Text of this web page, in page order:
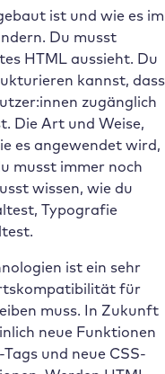
ist und wie es im
Du musst
HTML aussieht. Du
kannst, dass
zugänglich
Die Art und Weise,
es angewendet wird,
musst immer noch
wissen, wie du
Typografie
ist ein sehr
für
muss. In Zukunft
neue Funktionen
und neue CSS-